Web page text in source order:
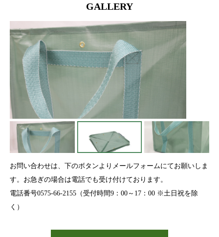
GALLERY
お問い合わせは、下のボタンよりメールフォームにてお願いしま
す。お急ぎの場合は電話でも受け付けております。
電話番号0575-66-2155（受付時間9：00～17：00 ※土日祝を除
く）